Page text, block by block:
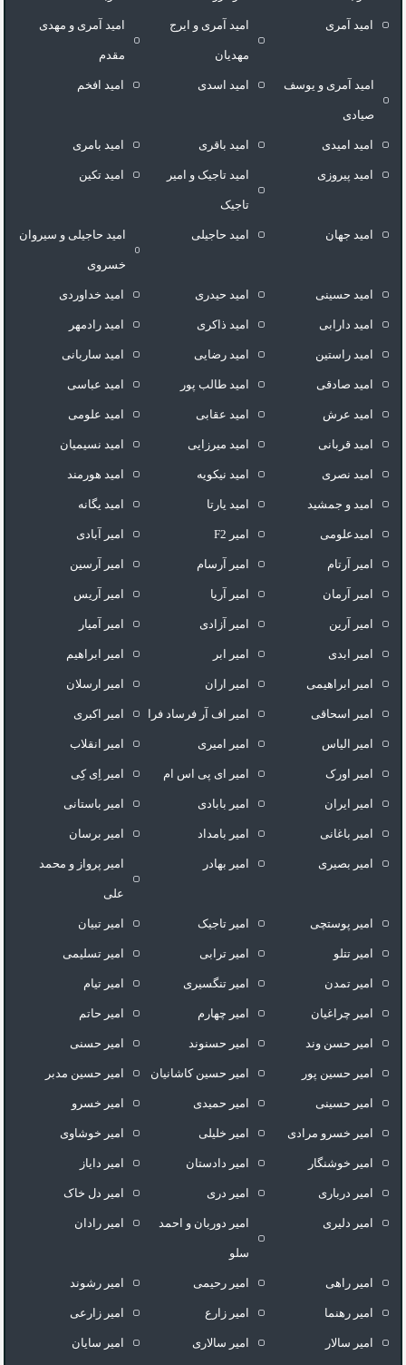
امید آمری امید آمری و ایرج
مهدیان
امید آمری و مهدی
مقدم
امید آمری و یوسف
صیادی
امید اسدی امید افخم
امید امیدی امید باقری امید بامری
امید پیروزی امید تاجیک و امیر
تاجیک
امید تکین
امید جهان امید حاجیلی امید حاجیلی و سیروان
خسروی
امید حسینی امید حیدری امید خداوردی
امید دارابی امید ذاکری امید رادمهر
امید راستین امید رضایی امید ساربانی
امید صادقی امید طالب پور امید عباسی
امید عرش امید عقابی امید علومی
امید قربانی امید میرزایی امید نسیمیان
امید نصری امید نیکویه امید هورمند
امید و جمشید امید یارتا امید یگانه
امیدعلومی امیر F2 امیر آبادی
امیر آرتام امیر آرسام امیر آرسین
امیر آرمان امیر آریا امیر آریس
امیر آرین امیر آزادی امیر آمیار
امیر ابدی امیر ابر امیر ابراهیم
امیر ابراهیمی امیر اران امیر ارسلان
امیر اسحاقی امیر اف آر فرساد فرا امیر اکبری
امیر الیاس امیر امیری امیر انقلاب
امیر اورک امیر ای پی اس ام امیر اِی کِی
امیر ایران امیر بابادی امیر باستانی
امیر باغانی امیر بامداد امیر برسان
امیر بصیری امیر بهادر امیر پرواز و محمد
علی
امیر پوستچی امیر تاجیک امیر تبیان
امیر تتلو امیر ترابی امیر تسلیمی
امیر تمدن امیر تنگسیری امیر تیام
امیر چراغیان امیر چهارم امیر حاتم
امیر حسن وند امیر حسنوند امیر حسنی
امیر حسین پور امیر حسین کاشانیان امیر حسین مدبر
امیر حسینی امیر حمیدی امیر خسرو
امیر خسرو مرادی امیر خلیلی امیر خوشاوی
امیر خوشنگار امیر دادستان امیر دایاز
امیر درباری امیر دری امیر دل خاک
امیر دلیری امیر دوربان و احمد
سلو
امیر رادان
امیر راهی امیر رحیمی امیر رشوند
امیر رهنما امیر زارع امیر زارعی
امیر سالار امیر سالاری امیر سایان